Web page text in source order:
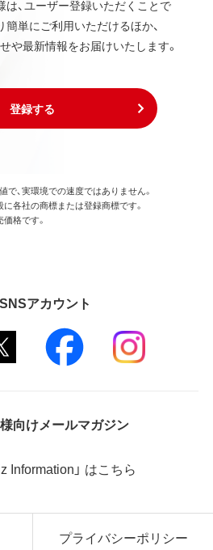
、ユーザー登録いただくことで
単にご利用いただけるほか、
や最新情報をお届けいたします。
登録する
、実環境での速度ではありません。
各社の商標または登録商標です。
格です。
アカウント
向けメールマガジン
Information」 はこちら
プライバシーポリシー